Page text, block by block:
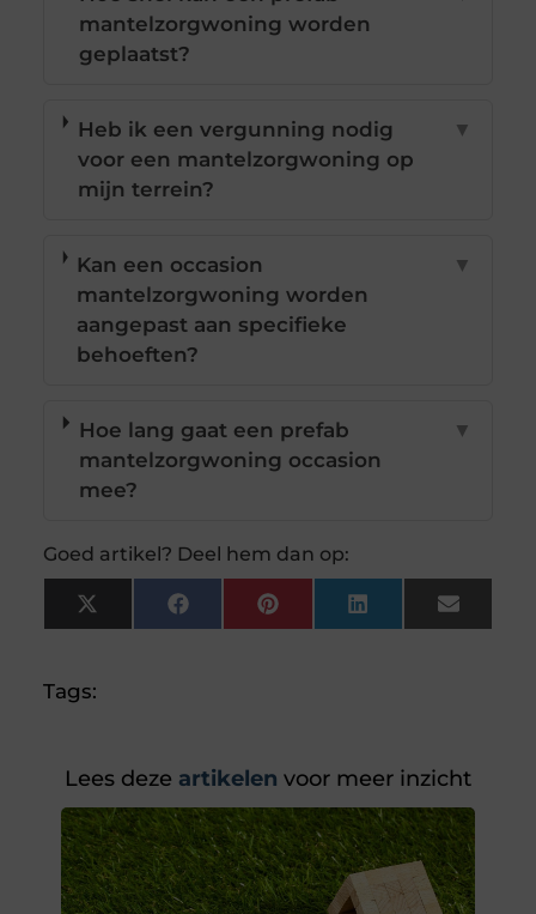
mantelzorgwoning worden
geplaatst?
Heb ik een vergunning nodig
voor een mantelzorgwoning op
mijn terrein?
▼
Kan een occasion
mantelzorgwoning worden
aangepast aan specifieke
behoeften?
▼
Hoe lang gaat een prefab
mantelzorgwoning occasion
mee?
▼
Goed artikel? Deel hem dan op:
X
(Twitter)
FacebookPinterestLinkedInEmail
Tags:
Lees deze artikelen voor meer inzicht